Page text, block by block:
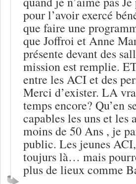
pour l’avoir exercé
que faire une
que Joffroi et Anne
présente devant des
mission est remplie.
entre les ACI et des
Merci d’exister. LA
temps encore? Qu’en
capables les uns et les
moins de 50 Ans , je
public. Les jeunes
toujurs là… mais
plus de lieux comme